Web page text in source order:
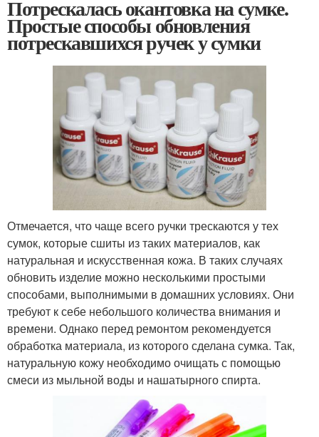
Потрескалась окантовка на сумке.
Простые способы обновления
потрескавшихся ручек у сумки
Отмечается, что чаще всего ручки трескаются у тех
сумок, которые сшиты из таких материалов, как
натуральная и искусственная кожа. В таких случаях
обновить изделие можно несколькими простыми
способами, выполнимыми в домашних условиях. Они
требуют к себе небольшого количества внимания и
времени. Однако перед ремонтом рекомендуется
обработка материала, из которого сделана сумка. Так,
натуральную кожу необходимо очищать с помощью
смеси из мыльной воды и нашатырного спирта.